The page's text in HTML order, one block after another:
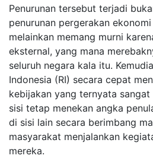
Penurunan tersebut terjadi
penurunan pergerakan
melainkan memang murni
eksternal, yang mana
seluruh negara kala itu.
Indonesia (RI) secara cepat
kebijakan yang ternyata
sisi tetap menekan angka
di sisi lain secara berimbang
masyarakat menjalankan
mereka.